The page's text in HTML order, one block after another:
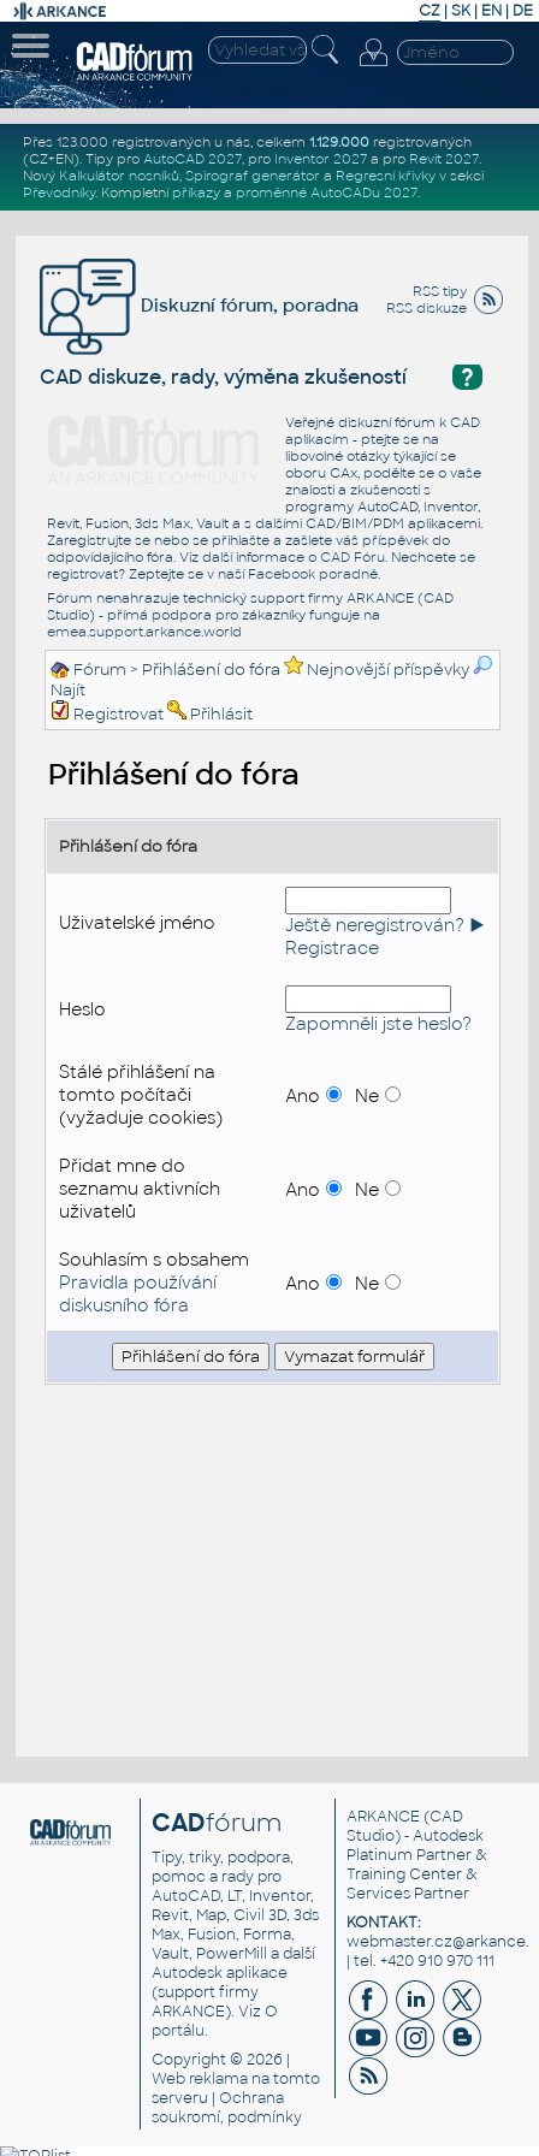
CZ | SK| EN | DE
Přes 123.000 registrovaných u nás, celkem 1.129.000registrovaných
(CZ+EN). Tipy pro AutoCAD 2027, pro Inventor 2027a pro Revit 2027.
Nový Kalkulátor nosníků, Spirograf generátor a Regresní křivkyv sekci
Převodníky. Kompletní příkazya proměnné AutoCADu 2027.
RSS tipy
RSS diskuze
Diskuzní fórum, poradna
?
CAD diskuze, rady, výměna zkušeností
Veřejné diskuzní fórum k CAD
aplikacím - ptejte se na
libovolné otázky týkající se
oboru CAx, podělte se o vaše
znalosti a zkušenosti s
programy AutoCAD, Inventor,
Revit, Fusion, 3ds Max, Vault a s dalšími CAD/BIM/PDM aplikacemi.
Zaregistrujte se nebo se přihlašte a zašlete váš příspěvek do
odpovídajícího fóra. Viz další informace o CAD Fóru. Nechcete se
registrovat? Zeptejte se v naší Facebook poradně.
Fórum nenahrazuje technický support firmy ARKANCE (CAD
Studio) - přímá podpora pro zákazníky funguje na
emea.support.arkance.world
Fórum > Přihlášení do fóra
Nejnovější příspěvky
Najít
Registrovat
Přihlásit
Přihlášení do fóra
Přihlášení do fóra
Uživatelské jméno
Ještě neregistrován? ►
Registrace
Heslo
Zapomněli jste heslo?
Stálé přihlášení na
tomto počítači
(vyžaduje cookies)
Ano Ne
Přidat mne do
seznamu aktivních
uživatelů
Ano Ne
Souhlasím s obsahem
Pravidla používání
diskusního fóra
Ano Ne
CADfórum
Tipy, triky, podpora,
pomoc a rady pro
AutoCAD, LT, Inventor,
Revit, Map, Civil 3D, 3ds
Max, Fusion, Forma,
Vault, PowerMill a další
Autodesk aplikace
(support firmy
ARKANCE). VizO
portálu.
Copyright © 2026 |
Web reklama na tomto
serveru |Ochrana
soukromí, podmínky
ARKANCE (CAD
Studio) - Autodesk
Platinum Partner &
Training Center &
Services Partner
KONTAKT:
| tel. +420 910 970 111